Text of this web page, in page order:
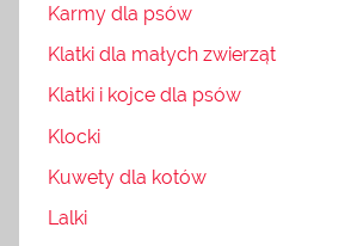
Karmy dla psów
Klatki dla małych zwierząt
Klatki i kojce dla psów
Klocki
Kuwety dla kotów
Lalki